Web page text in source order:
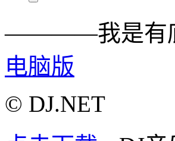
————我是
电脑版
© DJ.NET